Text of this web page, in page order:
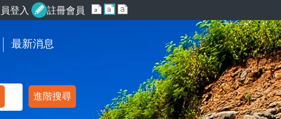
登入 註冊會員
最新消息
進階搜尋